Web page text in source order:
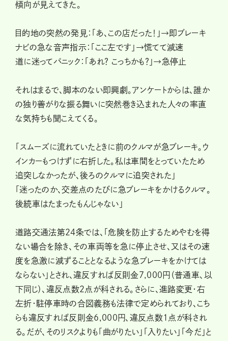
傾向が見えてきた。
目的地の突然の発見：「あ、この店だった！」→即ブレーキ
ナビの急な音声指示：「ここ左です」→慌てて減速
道に迷ってパニック：「あれ？ こっちかも？」→急停止
それはまるで、脚本のない即興劇。アンケートからは、誰か
の独り善がりな振る舞いに突然巻き込まれた人々の率直
な気持ちも聞こえてくる。
「スムーズに流れていたときに前のクルマが急ブレーキ。ウ
インカーもつけずに右折した。私は車間をとっていたため
追突しなかったが、後ろのクルマに追突された」
「迷ったのか、交差点のたびに急ブレーキをかけるクルマ。
後続車はたまったもんじゃない」
道路交通法第24条では、「危険を防止するためやむを得
ない場合を除き、その車両等を急に停止させ、又はその速
度を急激に減ずることとなるような急ブレーキをかけては
ならない」とされ、違反すれば反則金7,000円（普通車、以
下同じ）、違反点数2点が科される。さらに、進路変更・右
左折・駐停車時の合図義務も法律で定められており、こち
らも違反すれば反則金6,000円、違反点数1点が科され
る。だが、そのリスクよりも「曲がりたい」「入りたい」「今だ」と